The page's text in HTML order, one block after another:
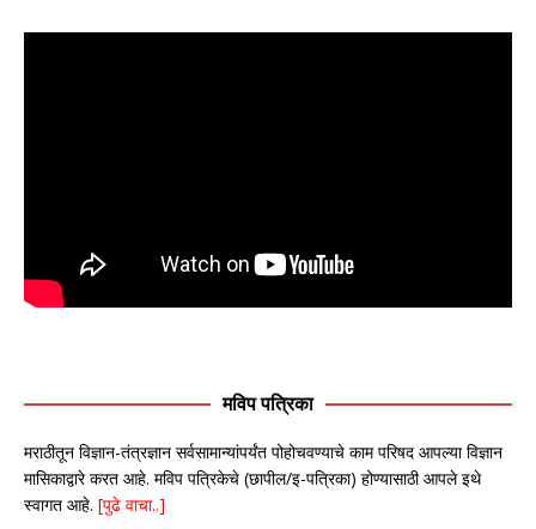
मविप पत्रिका
मराठीतून विज्ञान-तंत्रज्ञान सर्वसामान्यांपर्यंत पोहोचवण्याचे काम परिषद आपल्या विज्ञान
मासिकाद्वारे करत आहे. मविप पत्रिकेचे (छापील/इ-पत्रिका) होण्यासाठी आपले इथे
स्वागत आहे. [पुढे वाचा..]